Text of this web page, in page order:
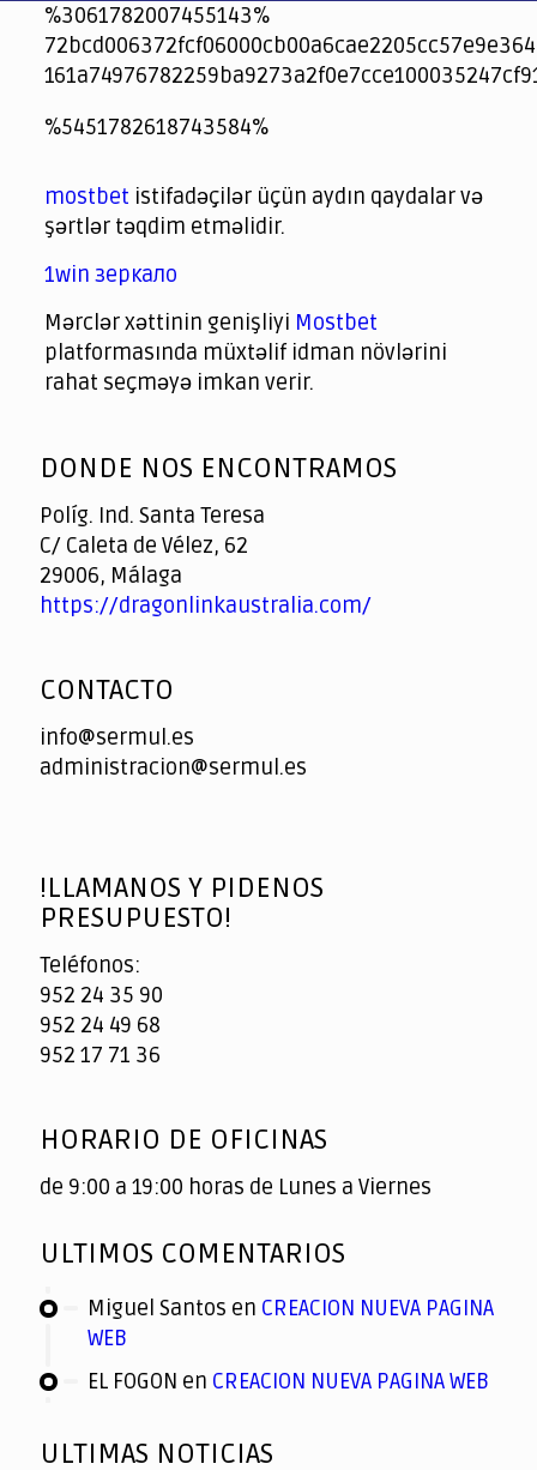
%3061782007455143%
jeetcity
1xbet
jeet city casino
%5451782618743584%
spintiger
Avabet
Spinrise
Crown Green
Crowngreen casino login
슈가 러쉬1000 슬롯
crazy time casino online
1xcasinozambia.com
codingworldnews.com
parimatch.kr
winorio
winorio casino
winorio
mostbet istifadəçilər üçün aydın qaydalar və
şərtlər təqdim etməlidir.
1win зеркало
Mərclər xəttinin genişliyi Mostbet
platformasında müxtəlif idman növlərini
rahat seçməyə imkan verir.
of
DONDE NOS ENCONTRAMOS
Políg. Ind. Santa Teresa
C/ Caleta de Vélez, 62
29006, Málaga
https://dragonlinkaustralia.com/
CONTACTO
info@sermul.es
administracion@sermul.es
!LLAMANOS Y PIDENOS
PRESUPUESTO!
Teléfonos:
952 24 35 90
952 24 49 68
952 17 71 36
HORARIO DE OFICINAS
de 9:00 a 19:00 horas de Lunes a Viernes
ULTIMOS COMENTARIOS
Miguel Santos en CREACION NUEVA PAGINA
WEB
EL FOGON en CREACION NUEVA PAGINA WEB
ULTIMAS NOTICIAS